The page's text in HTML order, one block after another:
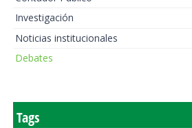
Investigación
Noticias institucionales
Debates
Tags